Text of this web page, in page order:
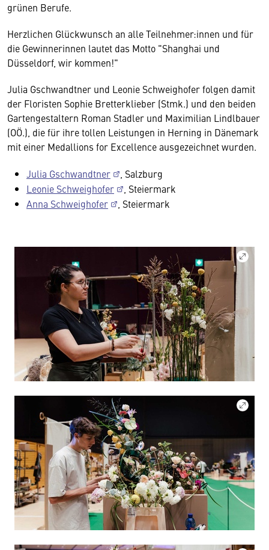
grünen Berufe.
Herzlichen Glückwunsch an alle Teilnehmer:innen und für
die Gewinnerinnen lautet das Motto "Shanghai und
Düsseldorf, wir kommen!"
Julia Gschwandtner und Leonie Schweighofer folgen damit
der Floristen Sophie Bretterklieber (Stmk.) und den beiden
Gartengestaltern Roman Stadler und Maximilian Lindlbauer
(OÖ.), die für ihre tollen Leistungen in Herning in Dänemark
mit einer Medallions for Excellence ausgezeichnet wurden.
Julia Gschwandtner
, Salzburg
Leonie Schweighofer
, Steiermark
Anna Schweighofer
, Steiermark